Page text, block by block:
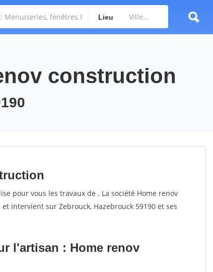
Lieu
construction
pour vous les travaux de . La société Home renov
intervient sur Zebrouck, Hazebrouck 59190 et ses
l'artisan : Home renov